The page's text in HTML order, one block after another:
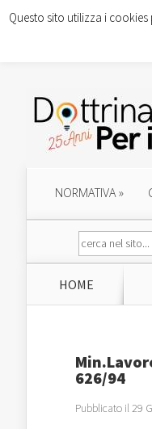
NORMATIVA»
HOME
626/94
Pubblicato il 29
Questo sito utilizza i